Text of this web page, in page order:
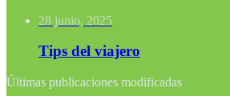
28 junio, 2025
Tips del viajero
Últimas publicaciones modificadas